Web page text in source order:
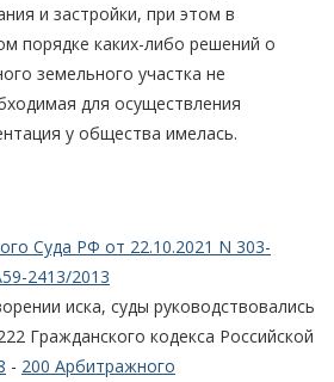
и застройки, при этом в
порядке каких-либо решений о
земельного участка не
для осуществления
у общества имелась.
Суда РФ от 22.10.2021 N 303-
2413/2013
иска, суды руководствовались
Гражданского кодекса Российской
- 200 Арбитражного